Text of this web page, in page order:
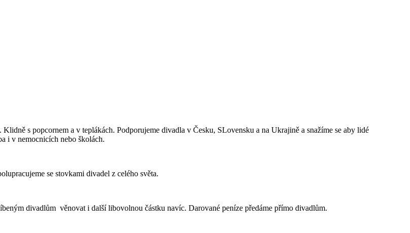
s popcornem a v teplákách. Podporujeme divadla v Česku, SLovensku a na Ukrajině a snažíme se aby lidé
i v nemocnicích nebo školách.
se stovkami divadel z celého světa.
divadlům věnovat i další libovolnou částku navíc. Darované peníze předáme přímo divadlům.